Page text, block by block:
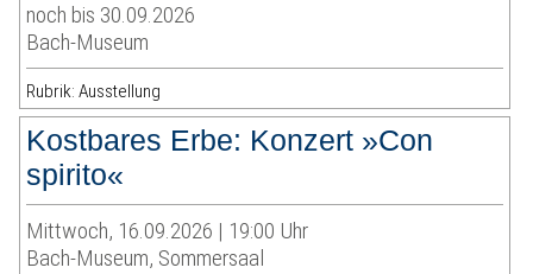
noch bis 30.09.2026
Bach-Museum
Rubrik: Ausstellung
Kostbares Erbe: Konzert »Con
spirito«
Mittwoch, 16.09.2026 | 19:00 Uhr
Bach-Museum, Sommersaal